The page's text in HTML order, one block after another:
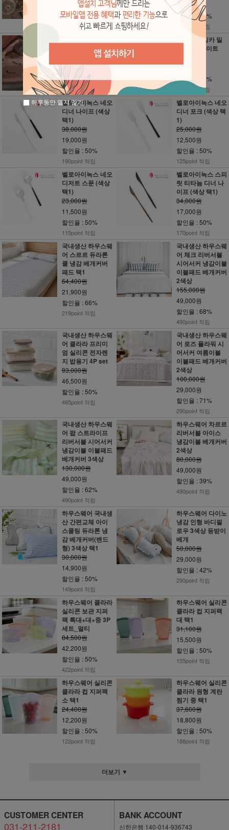
34,800원
할인율 : 40%
348point 적립
31,200원
할인율 : 40%
312point 적립
95,400원
할인율 : 40%
954point 적립
오이오이 잉카 밀
크 저그_화이트
할인율 : 40%
468point 적립
벨로아이녹스 네오
디너 나이프 (색상
택1)
38,000원
19,000원
할인율 : 50%
190point 적립
벨로아이녹스 네오
디너 포크 (색상 택
1)
25,000원
12,500원
할인율 : 50%
125point 적립
벨로아이녹스 네오
디저트 스푼 (색상
택1)
23,000원
11,500원
할인율 : 50%
115point 적립
벨로아이녹스 스피
릿 티타늄 디너 나
이프 (색상 택1)
34,000원
17,000원
할인율 : 50%
170point 적립
국내생산 하우스웨
어 스르르 듀라론
쿨 냉감 베개커버
패드 택1
64,400원
21,900원
할인율 : 66%
219point 적립
국내생산 하우스웨
어 체크 리버서블
시어서커 냉감이불
이불패드 베개커버
2색상
155,000원
49,000원
할인율 : 68%
490point 적립
국내생산 하우스웨
어 클라라 프리미
엄 실리콘 전자렌
지 밥용기 4P set
93,000원
46,500원
할인율 : 50%
465point 적립
국내생산 하우스웨
어 로즈 플라워 시
어서커 여름이불
이불패드 베개커버
2색상
100,000원
29,000원
할인율 : 71%
290point 적립
국내생산 하우스웨
어 팝 스트라이프
리버서블 시어서커
냉감이불 이불패드
베개커버 3색상
130,000원
49,000원
할인율 : 62%
490point 적립
하우스웨어 차르르
리버서블 아이스
냉감이불 베개커버
2색상
80,000원
49,000원
할인율 : 39%
490point 적립
하우스웨어 국내생
산 간편교체 아이
스쿨링 듀라론 냉
감 베개커버(밴드
형) 3색상 택1
30,000원
14,900원
할인율 : 50%
149point 적립
하우스웨어 다이노
냉감 인형 바디필
로우 3색상 등받이
베개
50,000원
29,000원
할인율 : 42%
290point 적립
하우스웨어 클라라
실리콘 보관 지퍼
팩 특대+대+중 3P
세트_멀티
84,500원
42,200원
할인율 : 50%
422point 적립
하우스웨어 실리콘
클라라 컵 지퍼팩
대 택1
31,100원
15,500원
할인율 : 50%
155point 적립
하우스웨어 실리콘
클라라 컵 지퍼팩
소 택1
24,400원
12,200원
할인율 : 50%
122point 적립
하우스웨어 실리콘
클라라 원형 계란
찜기 중 택1
37,600원
18,800원
할인율 : 50%
188point 적립
더보기 ▼
CUSTOMER CENTER
031-211-2181
BANK ACCOUNT
신한은행 140-014-936743
하루동안 열지 않기